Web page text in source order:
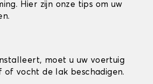
Hier zijn onze tips om uw
moet u uw voertuig
vocht de lak beschadigen.